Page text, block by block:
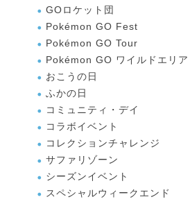
GOロケット団
Pokémon GO Fest
Pokémon GO Tour
Pokémon GO ワイルドエリア
おこうの日
ふかの日
コミュニティ・デイ
コラボイベント
コレクションチャレンジ
サファリゾーン
シーズンイベント
スペシャルウィークエンド